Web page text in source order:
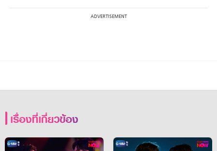
เรื่องที่เกี่ยวข้อง